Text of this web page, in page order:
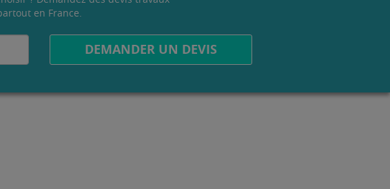
en France.
DEMANDER UN DEVIS